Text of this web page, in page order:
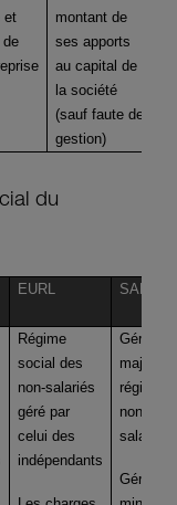
et
de
montant de
ses apports
au capital de
la société
(sauf faute de
gestion)
du
EURL SARL
Régime
social des
non-salariés
géré par
celui des
indépendants
Gérant
régime
non-
salariés.
Gérant